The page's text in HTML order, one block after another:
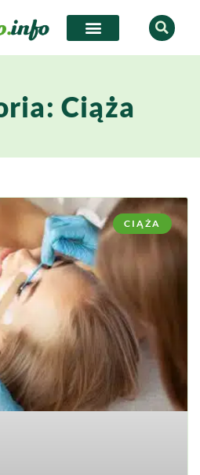
Ciąża
CIĄŻA